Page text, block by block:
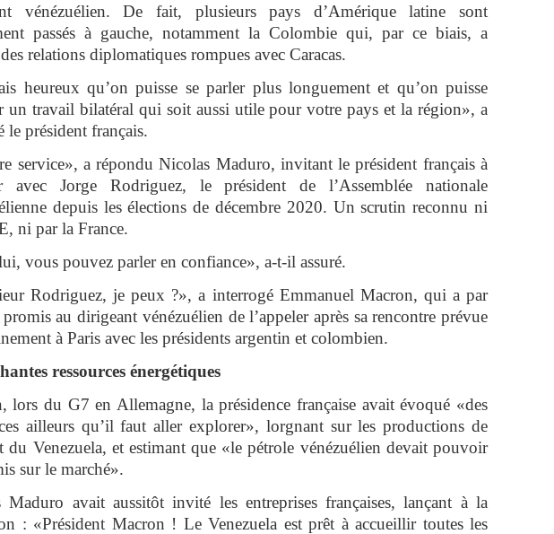
vénézuélien. De fait, plusieurs pays d’Amérique latine sont
passés à gauche, notamment la Colombie qui, par ce biais, a
relations diplomatiques rompues avec Caracas.
heureux qu’on puisse se parler plus longuement et qu’on puisse
un travail bilatéral qui soit aussi utile pour votre pays et la région», a
le président français.
service», a répondu Nicolas Maduro, invitant le président français à
avec Jorge Rodriguez, le président de l’Assemblée nationale
depuis les élections de décembre 2020. Un scrutin reconnu ni
ni par la France.
vous pouvez parler en confiance», a-t-il assuré.
Rodriguez, je peux ?», a interrogé Emmanuel Macron, qui a par
au dirigeant vénézuélien de l’appeler après sa rencontre prévue
à Paris avec les présidents argentin et colombien.
ressources énergétiques
lors du G7 en Allemagne, la présidence française avait évoqué «des
ailleurs qu’il faut aller explorer», lorgnant sur les productions de
du Venezuela, et estimant que «le pétrole vénézuélien devait pouvoir
sur le marché».
Maduro avait aussitôt invité les entreprises françaises, lançant à la
: «Président Macron ! Le Venezuela est prêt à accueillir toutes les